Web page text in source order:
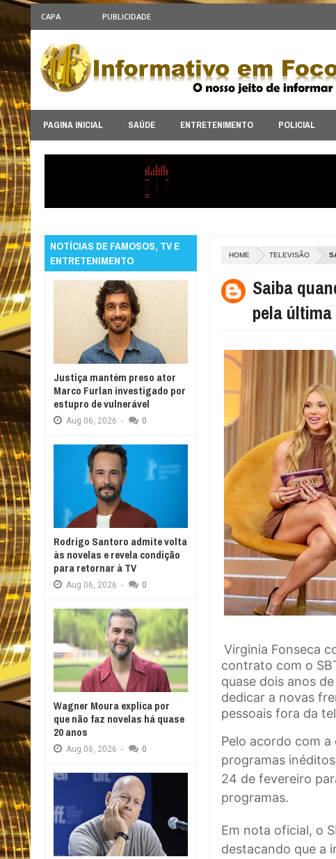
CAPA PUBLICIDADE
PAGINA INICIAL SAÚDE ENTRETENIMENTO POLICIAL
HOME TELEVISÃO
Saiba
pela última
Virginia Fonseca
contrato com o
quase dois anos
dedicar a novas
pessoais fora da
Pelo acordo com a
programas
24 de fevereiro
programas.
Em nota oficial, o
destacando que a
NOTÍCIAS DE FAMOSOS, TV E
ENTRETENIMENTO
Justiça mantém preso ator
Marco Furlan investigado por
estupro de vulnerável
Aug 06, 2026 - 0
Rodrigo Santoro admite volta
às novelas e revela condição
para retornar à TV
Aug 06, 2026 - 0
Wagner Moura explica por
que não faz novelas há quase
20 anos
Aug 06, 2026 - 0